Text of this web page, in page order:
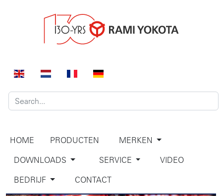
HOME PRODUCTEN
MERKEN
DOWNLOADS
SERVICE
VIDEO
BEDRIJF
CONTACT